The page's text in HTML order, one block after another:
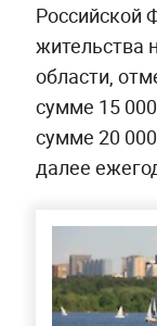
жительства
области,
сумме 15
сумме 20
далее